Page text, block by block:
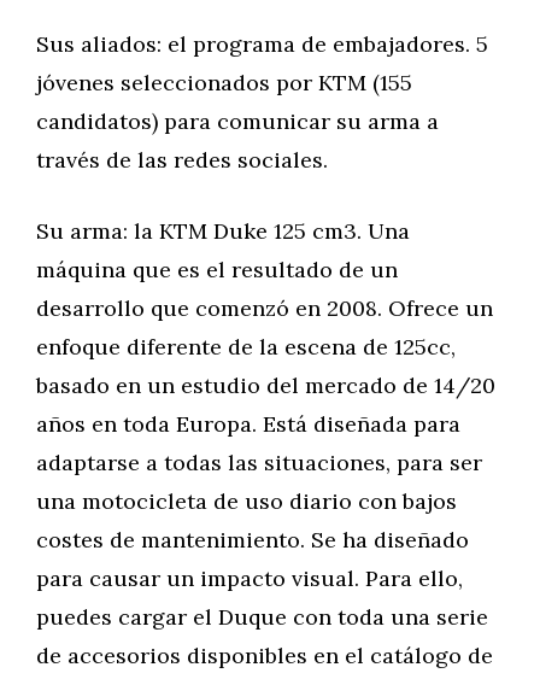
Sus aliados: el programa de embajadores. 5
jóvenes seleccionados por KTM (155
candidatos) para comunicar su arma a
través de las redes sociales.
Su arma: la KTM Duke 125 cm3. Una
máquina que es el resultado de un
desarrollo que comenzó en 2008. Ofrece un
enfoque diferente de la escena de 125cc,
basado en un estudio del mercado de 14/20
años en toda Europa. Está diseñada para
adaptarse a todas las situaciones, para ser
una motocicleta de uso diario con bajos
costes de mantenimiento. Se ha diseñado
para causar un impacto visual. Para ello,
puedes cargar el Duque con toda una serie
de accesorios disponibles en el catálogo de